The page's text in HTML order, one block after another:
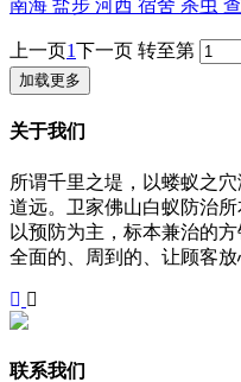
南海 盐步 河西 宿舍 杀虫
上一页1下一页 转至第
加载更多
关于我们
所谓千里之堤，以蝼蚁之
道远。卫家佛山白蚁防治
以预防为主，标本兼治的
全面的、周到的、让顾客放
联系我们